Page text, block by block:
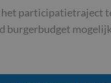
participatietraject
burgerbudget